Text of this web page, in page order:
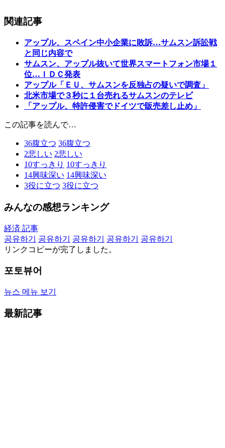
関連記事
アップル、スペイン中小企業に敗訴…サムスン訴訟戦
と同じ内容で
サムスン、アップル抜いて世界スマートフォン市場１
位…ＩＤＣ発表
アップル「ＥＵ、サムスンを反独占の疑いで調査」
北米市場で３秒に１台売れるサムスンのテレビ
「アップル、特許侵害でドイツで販売差し止め」
この記事を読んで…
36腹立つ 36腹立つ
2悲しい 2悲しい
10すっきり 10すっきり
14興味深い 14興味深い
3役に立つ 3役に立つ
みんなの感想ランキング
経済 記事
공유하기
공유하기 공유하기 공유하기
공유하기
リンクコピーが完了しました。
포토뷰어
뉴스 메뉴 보기
最新記事